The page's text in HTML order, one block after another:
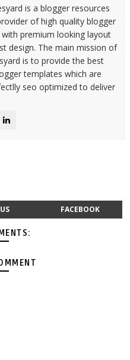
is a blogger resources
of high quality blogger
premium looking layout
design. The main mission of
is to provide the best
templates which are
seo optimized to deliver
FACEBOOK